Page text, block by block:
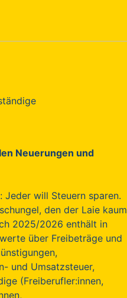
Neuerungen und
will Steuern sparen.
den der Laie kaum
2025/2026 enthält in
über Freibeträge und
und Umsatzsteuer,
(Freiberufler:innen,